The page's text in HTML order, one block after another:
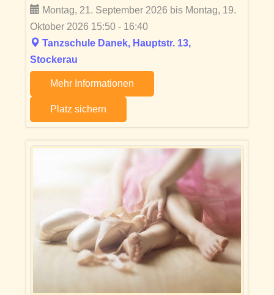
Montag, 21. September 2026 bis Montag, 19.
Oktober 2026 15:50 - 16:40
Tanzschule Danek, Hauptstr. 13,
Stockerau
Mehr Informationen
Platz sichern